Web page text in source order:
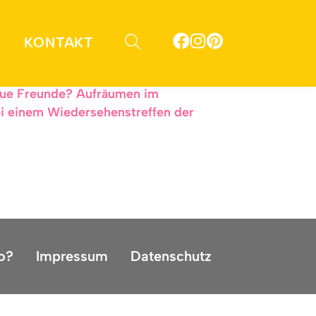
KONTAKT
Freunde? Aufräumen im
einem Wiedersehenstreffen der
Impressum Datenschutz